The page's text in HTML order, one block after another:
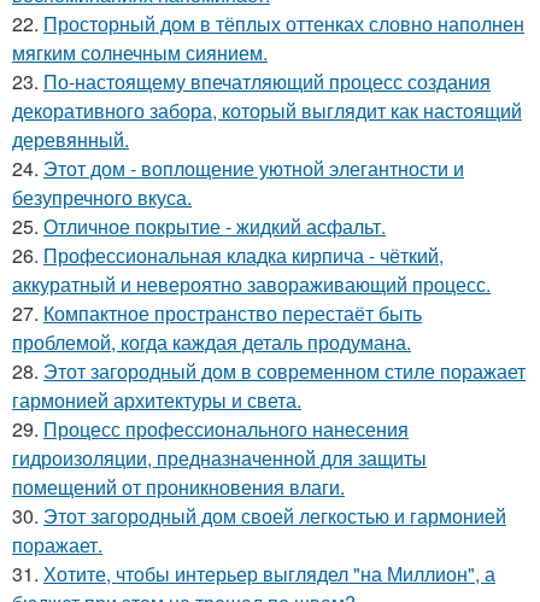
22. Просторный дом в тёплых оттенках словно наполнен
мягким солнечным сиянием.
23. По-настоящему впечатляющий процесс создания
декоративного забора, который выглядит как настоящий
деревянный.
24. Этот дом - воплощение уютной элегантности и
безупречного вкуса.
25. Отличное покрытие - жидкий асфальт.
26. Профессиональная кладка кирпича - чёткий,
аккуратный и невероятно завораживающий процесс.
27. Компактное пространство перестаёт быть
проблемой, когда каждая деталь продумана.
28. Этот загородный дом в современном стиле поражает
гармонией архитектуры и света.
29. Процесс профессионального нанесения
гидроизоляции, предназначенной для защиты
помещений от проникновения влаги.
30. Этот загородный дом своей легкостью и гармонией
поражает.
31. Хотите, чтобы интерьер выглядел "на Миллион", а